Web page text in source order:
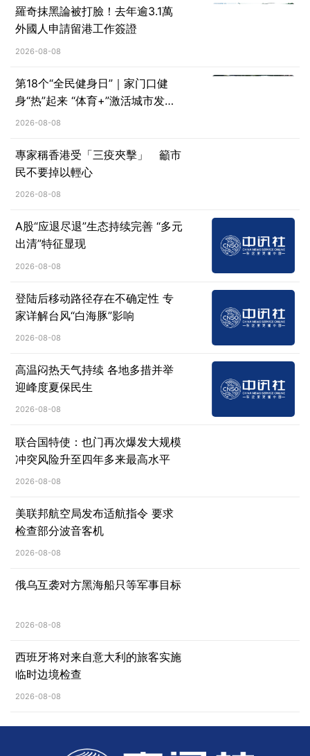
羅奇抹黑論被打臉！去年逾3.1萬
外國人申請留港工作簽證
2026-08-08
第18个“全民健身日”｜家门口健
身“热”起来 “体育+”激活城市发展
新动能
2026-08-08
專家稱香港受「三疫夾擊」 籲市
民不要掉以輕心
2026-08-08
A股“应退尽退”生态持续完善 “多元
出清”特征显现
2026-08-08
登陆后移动路径存在不确定性 专
家详解台风“白海豚”影响
2026-08-08
高温闷热天气持续 各地多措并举
迎峰度夏保民生
2026-08-08
联合国特使：也门再次爆发大规模
冲突风险升至四年多来最高水平
2026-08-08
美联邦航空局发布适航指令 要求
检查部分波音客机
2026-08-08
俄乌互袭对方黑海船只等军事目标
2026-08-08
西班牙将对来自意大利的旅客实施
临时边境检查
2026-08-08